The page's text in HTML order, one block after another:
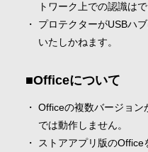
トワーク上での認識はで
プロテクターがUSBハ
いたしかねます。
Officeについて
Officeの複数バージョン
では動作しません。
ストアアプリ版の